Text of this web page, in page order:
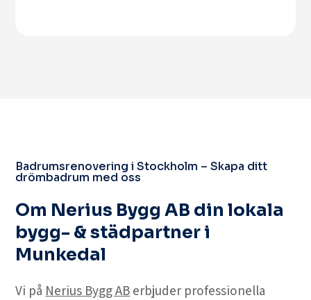
Badrumsrenovering i Stockholm – Skapa ditt
drömbadrum med oss
Om Nerius Bygg AB din lokala
bygg- & städpartner i
Munkedal
Vi på Nerius Bygg AB erbjuder professionella